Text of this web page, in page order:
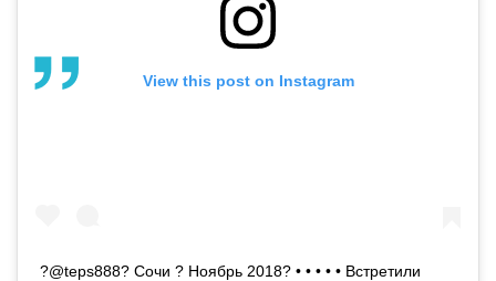
View this post on Instagram
?@teps888? Сочи ? Ноябрь 2018? • • • • • Встретили